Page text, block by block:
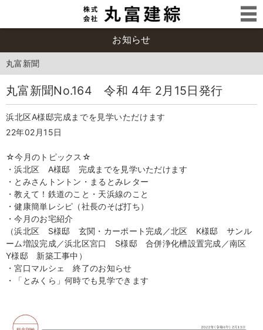
お知らせ
丸富新聞
丸富新聞No.164 令和 4年 2月15日発行
浜北区A様邸完成までを見学いただけます
22年02月15日
☆今月のトピックス☆
・浜北区 A様邸 完成までを見学いただけます
・とみさんトントン・まるとみレター
・教えて！鉄道のこと・天浜線のこと
・健康簡単レシピ（社長のそば打ち）
・今月のお宅紹介
（浜北区 S様邸 玄関・カーポート完成／北区 K様邸 サンル
ーム増設完成／浜北区宮口 S様邸 合併浄化槽設置完成／南区
Y様邸 新築工事中）
・宮口マルシェ 終了のお知らせ
・「とみくら」何時でも見学できます